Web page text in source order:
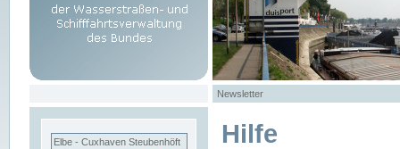
Newsletter
Elbe - Cuxhaven Steubenhöft Hilfe